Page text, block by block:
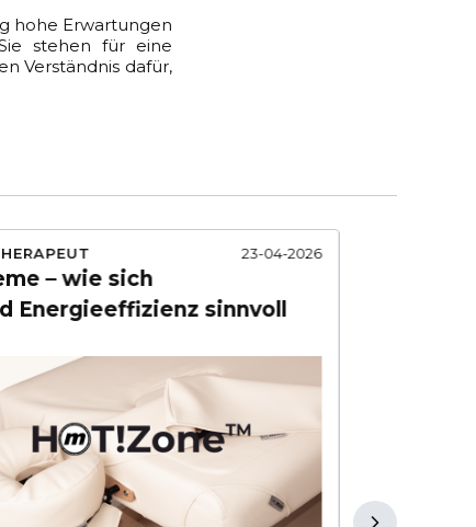
hohe Erwartungen
stehen für eine
Verständnis dafür,
23-04-2026
– wie sich
Energieeffizienz sinnvoll